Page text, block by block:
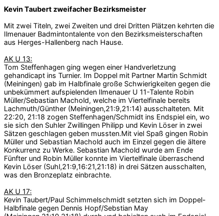
Kevin Taubert zweifacher Bezirksmeister
Mit zwei Titeln, zwei Zweiten und drei Dritten Plätzen kehrten die
Ilmenauer Badmintontalente von den Bezirksmeisterschaften
aus Herges-Hallenberg nach Hause.
AK U 13:
Tom Steffenhagen ging wegen einer Handverletzung
gehandicapt ins Turnier. Im Doppel mit Partner Martin Schmidt
(Meiningen) gab im Halbfinale große Schwierigkeiten gegen die
unbekümmert aufspielenden Ilmenauer U 11-Talente Robin
Müller/Sebastian Machold, welche im Viertelfinale bereits
Lachmuth/Günther (Meiningen,21:9,21:14) ausschalteten. Mit
22:20, 21:18 zogen Steffenhagen/Schmidt ins Endspiel ein, wo
sie sich den Suhler Zwillingen Philipp und Kevin Löser in zwei
Sätzen geschlagen geben mussten.Mit viel Spaß gingen Robin
Müller und Sebastian Machold auch im Einzel gegen die ältere
Konkurrenz zu Werke. Sebastian Machold wurde am Ende
Fünfter und Robin Müller konnte im Viertelfinale überraschend
Kevin Löser (Suhl,21:9,16:21,21:18) in drei Sätzen ausschalten,
was den Bronzeplatz einbrachte.
AK U 17:
Kevin Taubert/Paul Schimmelschmidt setzten sich im Doppel-
Halbfinale gegen Dennis Hopf/Sebstian May